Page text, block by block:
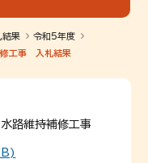
結果
令和5年度
工事 入札結果
路維持補修工事